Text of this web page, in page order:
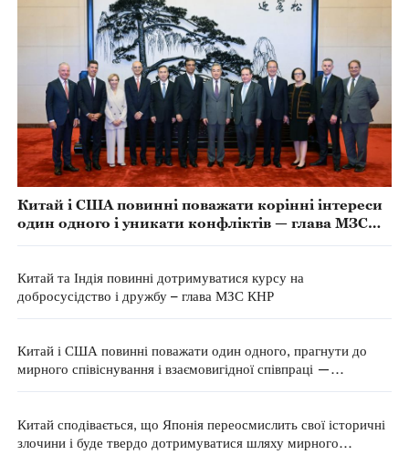
Китай і США повинні поважати корінні інтереси
один одного і уникати конфліктів — глава МЗС
Китай та Індія повинні дотримуватися курсу на
добросусідство і дружбу – глава МЗС КНР
Китай і США повинні поважати один одного, прагнути до
мирного співіснування і взаємовигідної співпраці —
Китай сподівається, що Японія переосмислить свої історичні
злочини і буде твердо дотримуватися шляху мирного